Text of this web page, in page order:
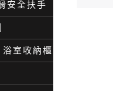
安全扶手
室收納櫃